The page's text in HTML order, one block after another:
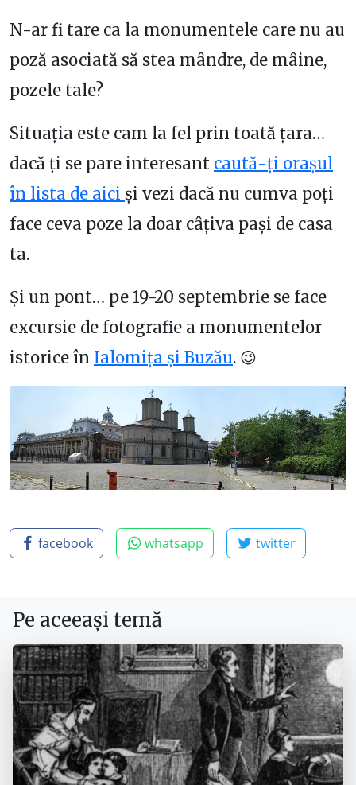
N-ar fi tare ca la monumentele care nu au
poză asociată să stea mândre, de mâine,
pozele tale?
Situația este cam la fel prin toată țara…
dacă ți se pare interesant caută-ți orașul
în lista de aici și vezi dacă nu cumva poți
face ceva poze la doar câțiva pași de casa
ta.
Și un pont… pe 19-20 septembrie se face
excursie de fotografie a monumentelor
istorice în Ialomița și Buzău. 😉
facebook whatsapp twitter
Pe aceeași temă